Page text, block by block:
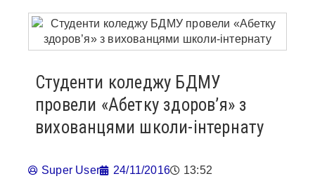
Студенти коледжу БДМУ
провели «Абетку здоров’я» з
вихованцями школи-інтернату
Super User 24/11/2016 13:52